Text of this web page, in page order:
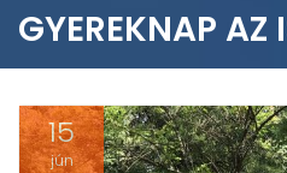
GYEREKNAP AZ
15
jún